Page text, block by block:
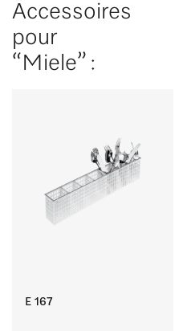
Accessoires
pour
“Miele” :
E 167